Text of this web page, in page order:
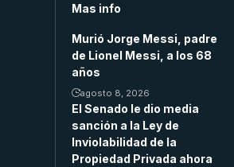
Mas info
Murió Jorge Messi, padre
de Lionel Messi, a los 68
años
agosto 8, 2026
El Senado le dio media
sanción a la Ley de
Inviolabilidad de la
Propiedad Privada ahora